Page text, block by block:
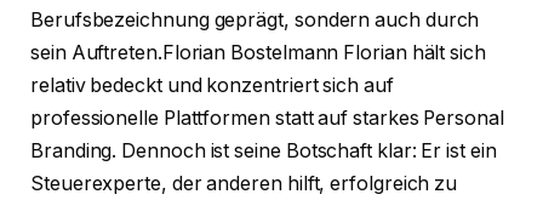
Berufsbezeichnung geprägt, sondern auch durch
sein Auftreten.Florian Bostelmann Florian hält sich
relativ bedeckt und konzentriert sich auf
professionelle Plattformen statt auf starkes Personal
Branding. Dennoch ist seine Botschaft klar: Er ist ein
Steuerexperte, der anderen hilft, erfolgreich zu